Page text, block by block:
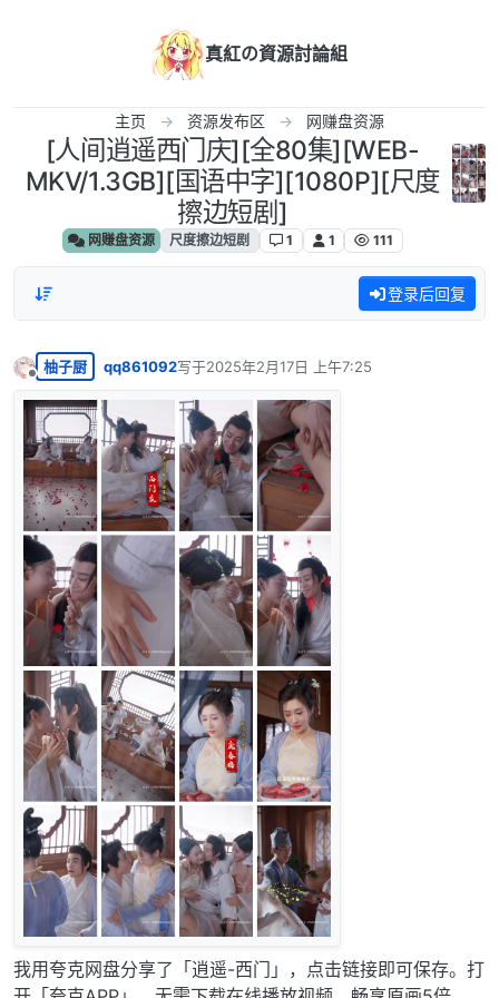
真紅の資源討論組
主页 资源发布区 网赚盘资源
[人间逍遥西门庆][全80集][WEB-
MKV/1.3GB][国语中字][1080P][尺度
擦边短剧]
网赚盘资源 尺度擦边短剧 1 1 111
登录后回复
离线
柚子厨 qq861092写于2025年2月17日 上午7:25
最后由 编辑
我用夸克网盘分享了「逍遥-西门」，点击链接即可保存。打